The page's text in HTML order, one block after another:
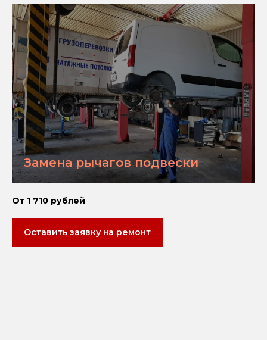
Замена рычагов подвески
От 1 710 рублей
Оставить заявку на ремонт